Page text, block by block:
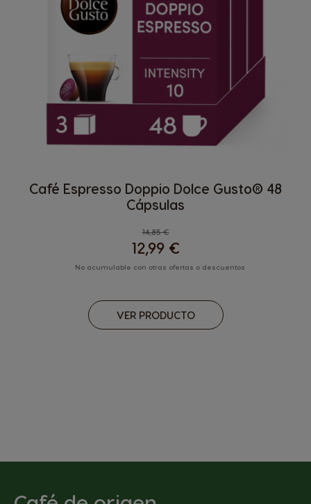
Café Espresso Doppio Dolce Gusto® 48
Cápsulas
Regular Price
14,85 €
12,99 €
No acumulable con otras ofertas o descuentos
VER PRODUCTO